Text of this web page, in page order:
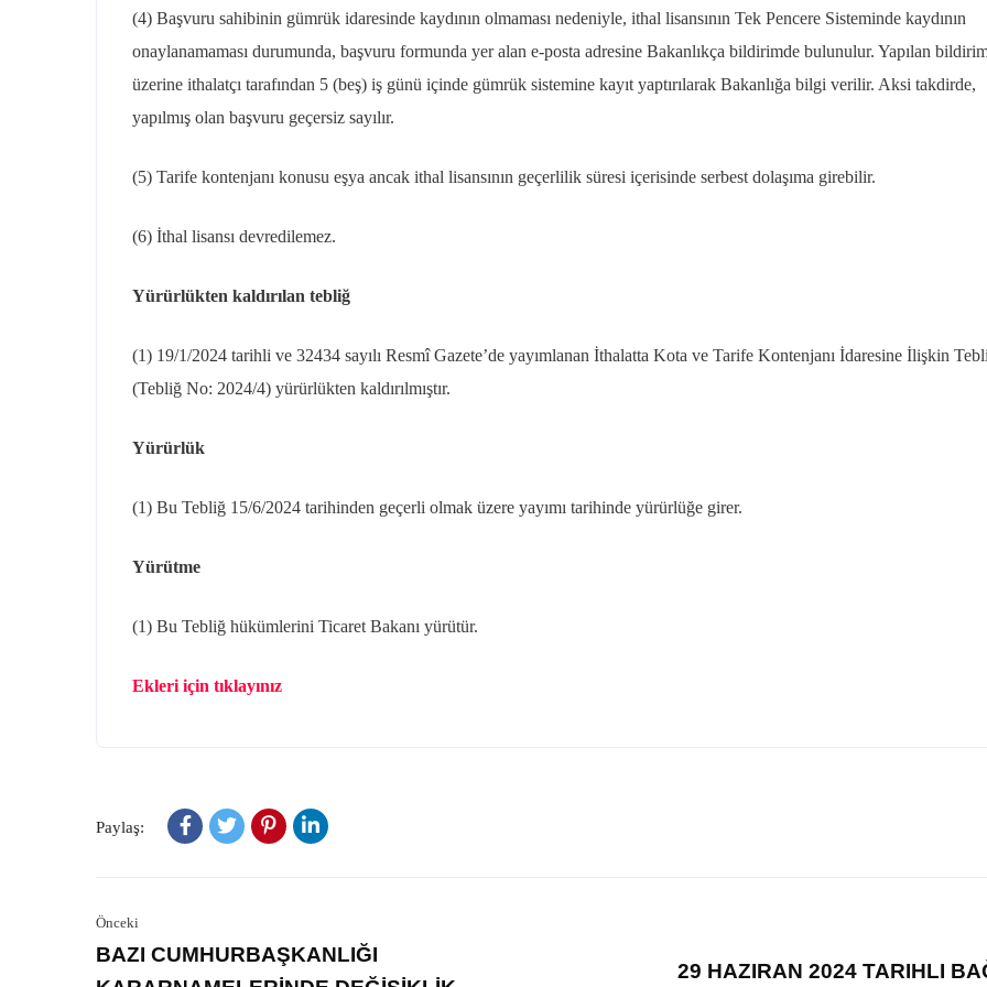
(4) Başvuru sahibinin gümrük idaresinde kaydının olmaması nedeniyle, ithal lisansının Tek Pencere Sisteminde kaydının
onaylanamaması durumunda, başvuru formunda yer alan e-posta adresine Bakanlıkça bildirimde bulunulur. Yapılan
üzerine ithalatçı tarafından 5 (beş) iş günü içinde gümrük sistemine kayıt yaptırılarak Bakanlığa bilgi verilir. Aksi takdirde,
yapılmış olan başvuru geçersiz sayılır.
(5) Tarife kontenjanı konusu eşya ancak ithal lisansının geçerlilik süresi içerisinde serbest dolaşıma girebilir.
(6) İthal lisansı devredilemez.
Yürürlükten kaldırılan tebliğ
(1) 19/1/2024 tarihli ve 32434 sayılı Resmî Gazete’de yayımlanan İthalatta Kota ve Tarife Kontenjanı İdaresine İlişkin
(Tebliğ No: 2024/4) yürürlükten kaldırılmıştır.
Yürürlük
(1) Bu Tebliğ 15/6/2024 tarihinden geçerli olmak üzere yayımı tarihinde yürürlüğe girer.
Yürütme
(1) Bu Tebliğ hükümlerini Ticaret Bakanı yürütür.
Ekleri için tıklayınız
Paylaş:
Önceki
BAZI CUMHURBAŞKANLIĞI
29 HAZIRAN 2024 TARIHLI